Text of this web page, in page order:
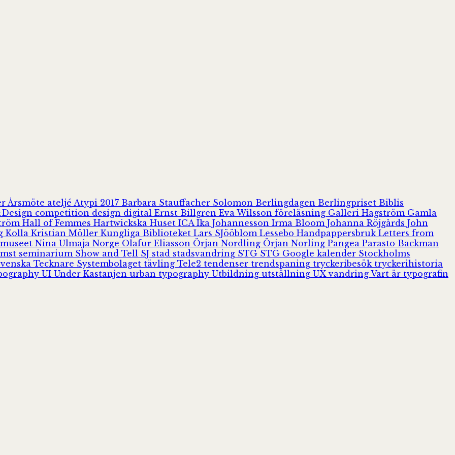
Årsmöte ateljé Atypi 2017 Barbara Stauffacher Solomon Berlingdagen Berlingpriset Biblis
competition design digital Ernst Billgren Eva Wilsson föreläsning Galleri Hagström Gamla
Hall of Femmes Hartwickska Huset ICA Ika Johannesson Irma Bloom Johanna Röjgårds John
Kolla Kristian Möller Kungliga Biblioteket Lars SJööblom Lessebo Handpappersbruk Letters from
Nina Ulmaja Norge Olafur Eliasson Örjan Nordling Örjan Norling Pangea Parasto Backman
seminarium Show and Tell SJ stad stadsvandring STG STG Google kalender Stockholms
Tecknare Systembolaget tävling Tele2 tendenser trendspaning tryckeribesök tryckerihistoria
UI Under Kastanjen urban typography Utbildning utställning UXvandring Vart är typografin